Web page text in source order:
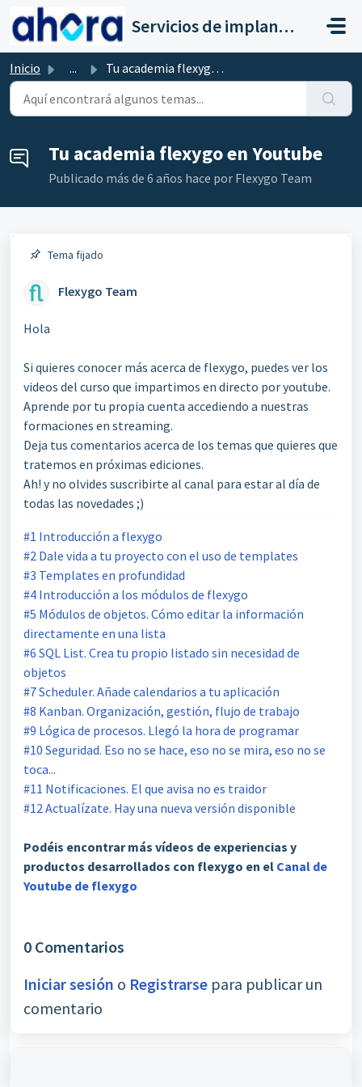
Saltar al contenido principal
Servicios de implantación a clientes de Ahora
Inicio ... Tu academia flexygo en Youtube
Tu academia flexygo en Youtube
Publicado más de 6 años hace por Flexygo Team
Tema fijado
Flexygo Team
Hola
Si quieres conocer más acerca de flexygo, puedes ver los
videos del curso que impartimos en directo por youtube.
Aprende por tu propia cuenta accediendo a nuestras
formaciones en streaming.
Deja tus comentarios acerca de los temas que quieres que
tratemos en próximas ediciones.
Ah! y no olvides suscribirte al canal para estar al día de
todas las novedades ;)
#1 Introducción a flexygo
#2 Dale vida a tu proyecto con el uso de templates
#3 Templates en profundidad
#4 Introducción a los módulos de flexygo
#5 Módulos de objetos. Cómo editar la información
directamente en una lista
#6 SQL List. Crea tu propio listado sin necesidad de
objetos
#7 Scheduler. Añade calendarios a tu aplicación
#8 Kanban. Organización, gestión, flujo de trabajo
#9 Lógica de procesos. Llegó la hora de programar
#10 Seguridad. Eso no se hace, eso no se mira, eso no se
toca...
#11 Notificaciones. El que avisa no es traidor
#12 Actualízate. Hay una nueva versión disponible
Podéis encontrar más vídeos de experiencias y
productos desarrollados con flexygo en el Canal de
Youtube de flexygo
0 Comentarios
Iniciar sesión o Registrarse para publicar un
comentario